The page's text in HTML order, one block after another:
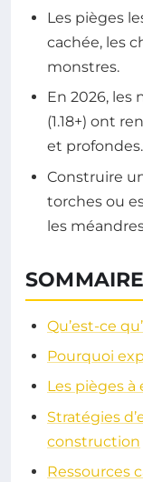
Les pièges
cachée, les
monstres.
En 2026, les
(1.18+) ont
et profondes.
Construire
torches ou
les
SOMMAIRE
Qu’est-ce
Pourquoi
Les pièges à
Stratégies
construction
Ressources